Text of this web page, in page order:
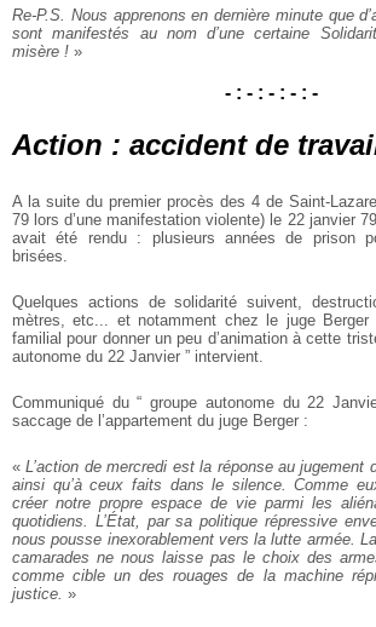
Re-P.S. Nous apprenons en dernière minute que
sont manifestés au nom d’une certaine
misère ! »
- : - : - : - : -
Action : accident de
A la suite du premier procès des 4 de Saint-
79 lors d’une manifestation violente) le 22 janvier
avait été rendu : plusieurs années de prison
brisées.
Quelques actions de solidarité suivent,
mètres, etc... et notamment chez le juge Berger
familial pour donner un peu d’animation à cette
autonome du 22 Janvier ” intervient.
Communiqué du “ groupe autonome du 22
saccage de l’appartement du juge Berger :
«L’action de mercredi est la réponse au jugement
ainsi qu’à ceux faits dans le silence. Comme
créer notre propre espace de vie parmi les
quotidiens. L’État, par sa politique répressive
nous pousse inexorablement vers la lutte armée.
camarades ne nous laisse pas le choix des
comme cible un des rouages de la machine
justice. »